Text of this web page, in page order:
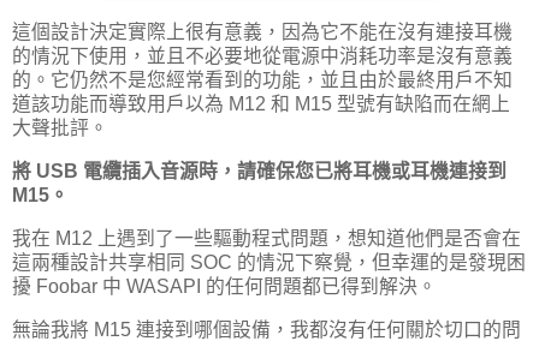
這個設計決定實際上很有意義，因為它不能在沒有連接耳機
的情況下使用，並且不必要地從電源中消耗功率是沒有意義
的。它仍然不是您經常看到的功能，並且由於最終用戶不知
道該功能而導致用戶以為 M12 和 M15 型號有缺陷而在網上
大聲批評。
將 USB 電纜插入音源時，請確保您已將耳機或耳機連接到
M15。
我在 M12 上遇到了一些驅動程式問題，想知道他們是否會在
這兩種設計共享相同 SOC 的情況下察覺，但幸運的是發現困
擾 Foobar 中 WASAPI 的任何問題都已得到解決。
無論我將 M15 連接到哪個設備，我都沒有任何關於切口的問